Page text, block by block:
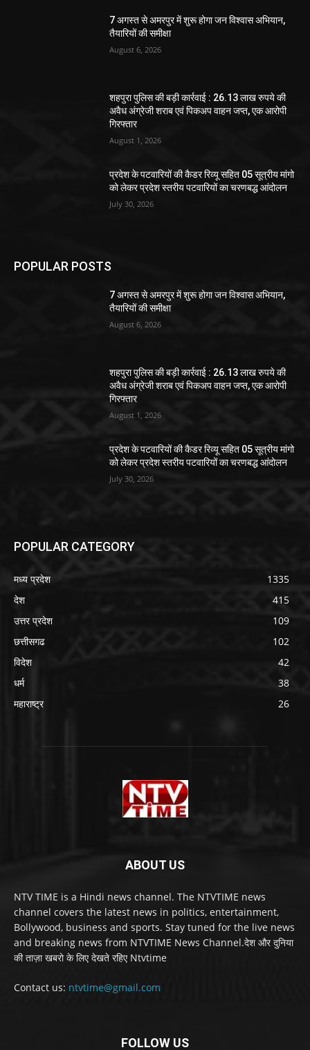
7 अगस्त से अमरपुर में शुरू होगा जन विश्वास अभियान,
तैयारियों की समीक्षा
August 6, 2026
शहपुरा पुलिस की बड़ी कार्रवाई : 26.13 लाख रुपये की
अवैध अंग्रेजी शराब एवं पिकअप वाहन जप्त, एक आरोपी
गिरफ्तार
August 1, 2026
प्रदेश के पटवारियों की कैडर रिव्यू सहित 05 सूत्रीय मांगो
को लेकर प्रदेश स्तरीय पटवारियों का चरणबद्ध आंदोलन
July 30, 2026
POPULAR POSTS
7 अगस्त से अमरपुर में शुरू होगा जन विश्वास अभियान,
तैयारियों की समीक्षा
August 6, 2026
शहपुरा पुलिस की बड़ी कार्रवाई : 26.13 लाख रुपये की
अवैध अंग्रेजी शराब एवं पिकअप वाहन जप्त, एक आरोपी
गिरफ्तार
August 1, 2026
प्रदेश के पटवारियों की कैडर रिव्यू सहित 05 सूत्रीय मांगो
को लेकर प्रदेश स्तरीय पटवारियों का चरणबद्ध आंदोलन
July 30, 2026
POPULAR CATEGORY
मध्य प्रदेश
1335
देश
415
उत्तर प्रदेश
109
छत्तीसगढ
102
विदेश
42
धर्म
38
महाराष्ट्र
26
ABOUT US
NTV TIME is a Hindi news channel. The NTVTIME news
channel covers the latest news in politics, entertainment,
Bollywood, business and sports. Stay tuned for the live news
and breaking news from NTVTIME News Channel.देश और दुनिया
की ताज़ा खबरो के लिए देखते रहिए Ntvtime
Contact us: ntvtime@gmail.com
FOLLOW US